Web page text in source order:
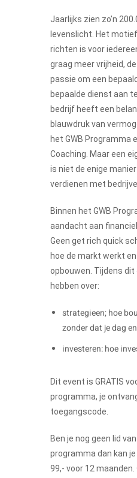
Jaarlijks zien zo’n
levenslicht. Het
richten is voor
graag meer vrijheid,
passie om een
bepaalde dienst aan
bedrijf heeft een
blauwdruk van
het GWB Programma
Coaching. Maar een
is niet de enige
verdienen met
Binnen het GWB
aandacht aan
Geen get rich quick
hoe de markt werkt
opbouwen. Tijdens
hebben over:
strategieen; hoe
zonder dat je dag
investeren: hoe
Dit event is GRATIS
programma, je
toegangscode.
Ben je nog geen lid
programma dan kan je
99,- voor 12